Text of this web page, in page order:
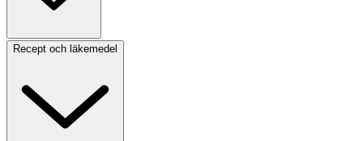
Recept och läkemedel